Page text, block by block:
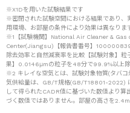
※X1Dを用いた試験結果です
※密閉された試験空間における結果であり、
用環境、お部屋の条件により効果は異なりま
※1【試験機関】National Air Cleaner &
Center(Jiangsu)【報告書番号】
除去効率と自然減衰率を比較【試験対象】
果】0.0146μmの粒子を48分で99.9%以上
※2 キレイな空気とは、試験対象物質(タバ
気供給量は、GB/T規格(GB/T18801-2022)
して得られたCADR値に基づいた数値より
づく数値ではありません。部屋の高さを